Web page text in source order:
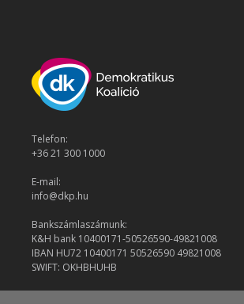
Telefon:
+36 21 300 1000
E-mail:
info@dkp.hu
Bankszámlaszámunk:
K&H bank 10400171-50526590-49821008
IBAN HU72 10400171 50526590 49821008
SWIFT: OKHBHUHB